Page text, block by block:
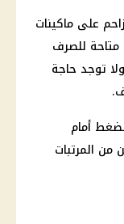
على ماكينات
متاحة للصرف
توجد حاجة
أمام
من المرتبات